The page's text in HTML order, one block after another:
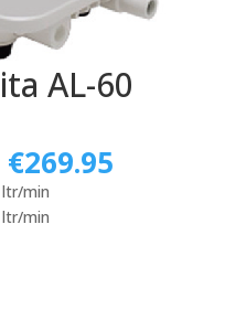
AL-60
€269.95
min
min